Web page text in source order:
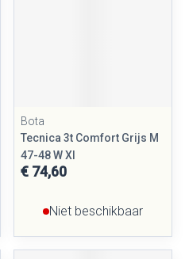
Bota
Tecnica 3t Comfort Grijs M
47-48 W Xl
€ 74,60
Niet beschikbaar